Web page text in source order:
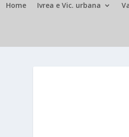
Home Ivrea e Vic. urbana